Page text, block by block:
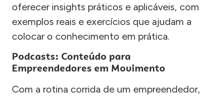
oferecer insights práticos e aplicáveis, com
exemplos reais e exercícios que ajudam a
colocar o conhecimento em prática.
Podcasts: Conteúdo para
Empreendedores em Movimento
Com a rotina corrida de um empreendedor,